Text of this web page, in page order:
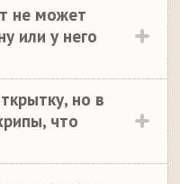
не может
или у него
но в
что